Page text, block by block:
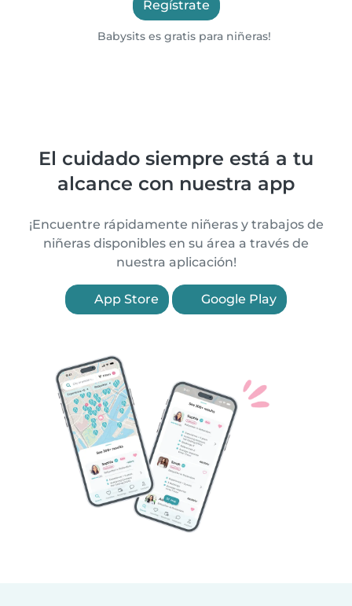
Regístrate
Babysits es gratis para niñeras!
El cuidado siempre está a tu
alcance con nuestra app
¡Encuentre rápidamente niñeras y trabajos de
niñeras disponibles en su área a través de
nuestra aplicación!
App Store Google Play